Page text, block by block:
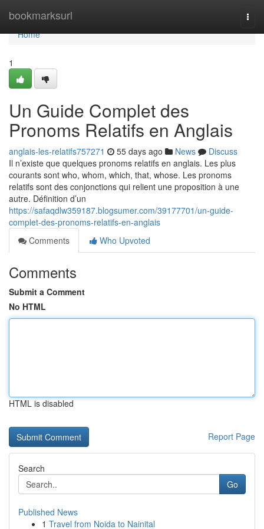
bookmarksurl
Home
Home
1
Un Guide Complet des
Pronoms Relatifs en Anglais
anglais-les-relatifs757271 55 days ago News
Discuss
Il n’existe que quelques pronoms relatifs en anglais. Les plus
courants sont who, whom, which, that, whose. Les pronoms
relatifs sont des conjonctions qui relient une proposition à une
autre. Définition d’un
https://safaqdlw359187.blogsumer.com/39177701/un-guide-
complet-des-pronoms-relatifs-en-anglais
Comments
Who Upvoted
Comments
Submit a Comment
No HTML
HTML is disabled
Report Page
Search
Go
Published News
1 Travel from Noida to Nainital